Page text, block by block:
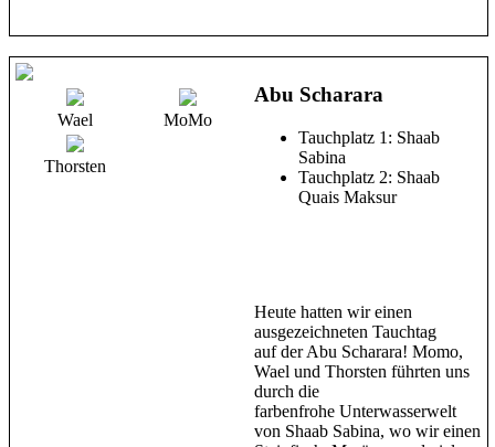
Wael MoMo
Thorsten
Abu Scharara
Tauchplatz 1: Shaab
Sabina
Tauchplatz 2: Shaab
Quais Maksur
Heute hatten wir einen
ausgezeichneten Tauchtag
auf der Abu Scharara! Momo,
Wael und Thorsten führten uns
durch die
farbenfrohe Unterwasserwelt
von Shaab Sabina, wo wir einen